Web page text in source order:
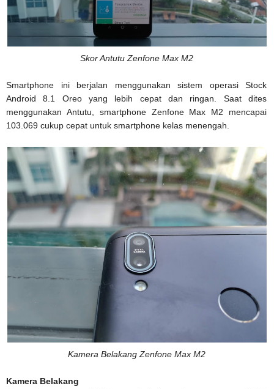
Skor Antutu Zenfone Max M2
Smartphone ini berjalan menggunakan sistem operasi Stock
Android 8.1 Oreo yang lebih cepat dan ringan. Saat dites
menggunakan Antutu, smartphone Zenfone Max M2 mencapai
103.069 cukup cepat untuk smartphone kelas menengah.
Kamera Belakang Zenfone Max M2
Kamera Belakang